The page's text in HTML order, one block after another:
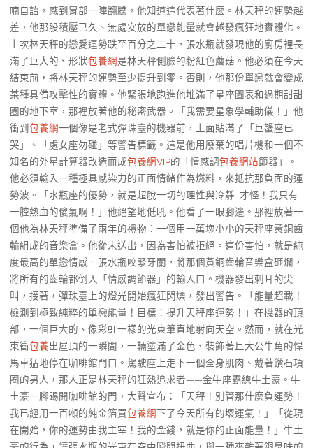
喃自語，感到胃部一陣翻騰，他知道這代表著什麼。林天秤的運勢越
差，他那股積壓已久、無處安放的單戀能量就會越發瘋狂地實體化。
上次林天秤的戀愛運勢跌至百分之二十，張水瓶就發現他的廚房裡長
滿了巨大的、形狀包養網是林天秤側臉的粉紅色蘑菇。他必須在今天
結束前，將林天秤的運勢至少提升到零。否則，他那份單戀就會變成
某種具備攻擊性的實體。他緊張地跑進他堆滿了星座圖表和過期甜甜
圈的地下室，那裡放著他的秘密武器。「我需要星象學輔助儀！」他
衝到 包養網一個像是老式彈珠臺的機器前，上面貼滿了「巨蟹座已
哭」、「處女座勿碰」等警告標籤。這是他用廢棄的唱片機和一個不
知名的外星計算器改造而成包養網VIP的「情感調包養網站節器」。
他必須輸入一種極具感染力的正面情緒作為燃料，來抵抗那負面的運
勢波。「水瓶座的優勢，就是超脫一切的理性與冷靜…才怪！我只有
一腔熱血的傻氣啊！」他絕望地低吼。他看了一眼腳邊。那裡放著一
個他為林天秤準備了兩年的禮物：一個用一萬塊小小的天秤座黃銅齒
輪組成的音樂盒。他從未送出，因為害怕被拒絕。這份害怕，就是純
度最高的單戀情感。張水瓶咬緊牙關，將那個黃銅齒輪音樂盒砸爛，
將所有的齒輪都倒入「情感調節器」的輸入口。機器發出刺耳的尖
叫，接著，彈珠臺上的燈光開始瘋狂閃爍，發出警告。「能量超載！
檢測到極致純粹的單戀能量！目標：提升天秤座運勢！」在機器的頂
部，一個巨大的、像彩虹一樣的光束筆直地射向天空。然而，就在光
束衝包養出屋頂的一瞬間，一輛塗滿了金色、裝飾著巨大公牛角的悍
馬車猛地停在咖啡館門口。駕駛座上走下一個全身肌肉、戴著鑽石項
圈的男人，那人正是林天秤的狂熱追求者——金牛座霸總牛土豪。牛
土豪一腳踢開咖啡館的門，大聲宣布：「天秤！別管那什麼負運勢！
我已經用一百噸的純金箔買包養網下了今天所有的壞運氣！」「從現
在開始，你的運勢由我主宰！我的金錢，就是你的正面能量！」牛土